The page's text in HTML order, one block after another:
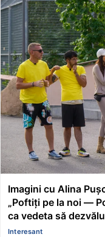
Imagini cu Alina
„Poftiți pe la noi —
ca vedeta să
Interesant